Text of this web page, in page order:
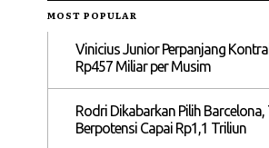
MOST POPULAR
Vinicius Junior Perpanjang
Rp457 Miliar per Musim
Rodri Dikabarkan Pilih
Berpotensi Capai Rp1,1 Triliun